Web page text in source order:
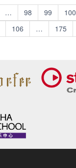
… 98 99 100
106 … 175